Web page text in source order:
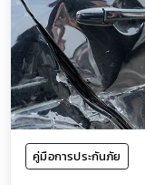
คู่มือการประกันภัย